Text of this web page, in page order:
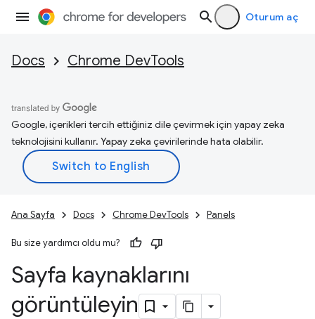
Oturum aç
Docs Chrome DevTools
Google, içerikleri tercih ettiğiniz dile çevirmek için yapay zeka
teknolojisini kullanır. Yapay zeka çevirilerinde hata olabilir.
Ana Sayfa Docs Chrome DevTools Panels
Bu size yardımcı oldu mu?
Sayfa kaynaklarını
görüntüleyin